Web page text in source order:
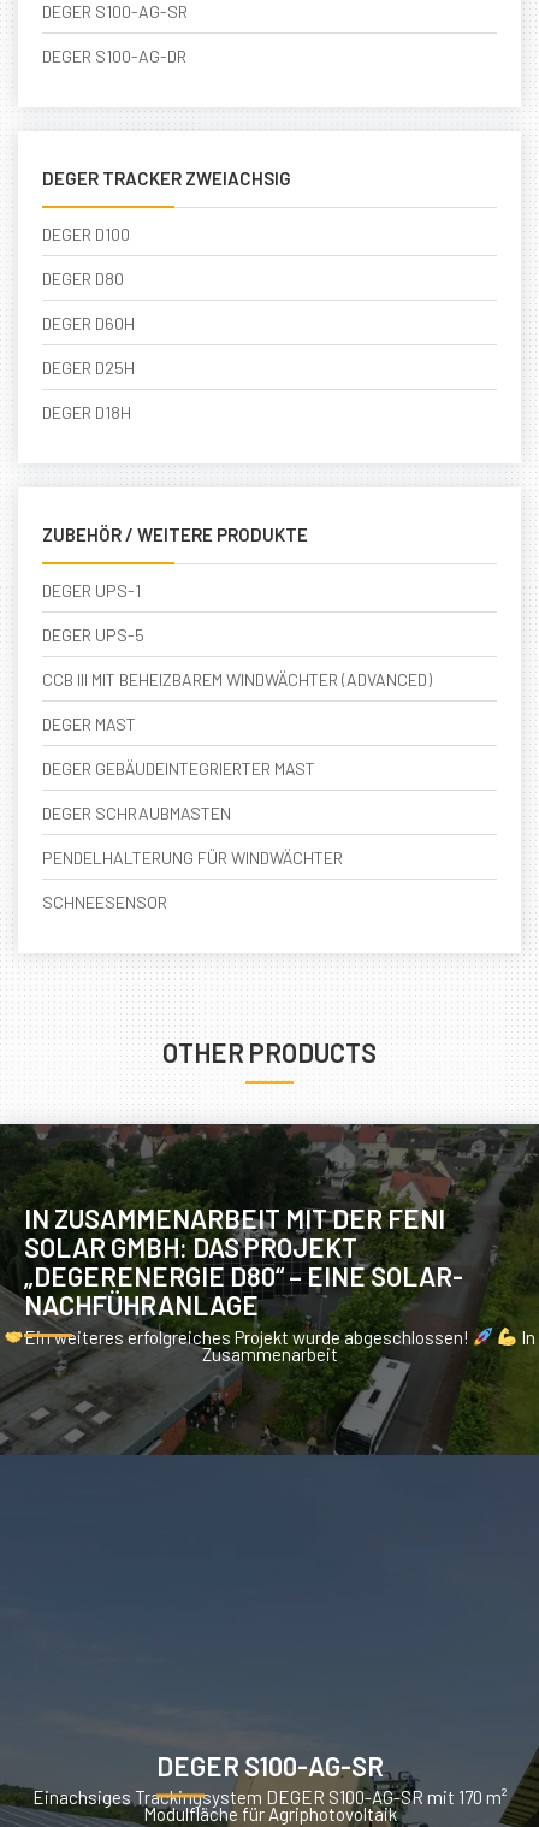
DEGER S100-AG-SR
DEGER S100-AG-DR
DEGER TRACKER ZWEIACHSIG
DEGER D100
DEGER D80
DEGER D60H
DEGER D25H
DEGER D18H
ZUBEHÖR / WEITERE PRODUKTE
DEGER UPS-1
DEGER UPS-5
CCB III MIT BEHEIZBAREM WINDWÄCHTER (ADVANCED)
DEGER MAST
DEGER GEBÄUDEINTEGRIERTER MAST
DEGER SCHRAUBMASTEN
PENDELHALTERUNG FÜR WINDWÄCHTER
SCHNEESENSOR
OTHER PRODUCTS
IN ZUSAMMENARBEIT MIT DER FENI
SOLAR GMBH: DAS PROJEKT
„DEGERENERGIE D80“ – EINE SOLAR-
NACHFÜHRANLAGE
Ein weiteres erfolgreiches Projekt wurde abgeschlossen!
In
Zusammenarbeit
DEGER S100-AG-SR
Einachsiges Trackingsystem DEGER S100-AG-SR mit 170 m²
Modulfläche für Agriphotovoltaik